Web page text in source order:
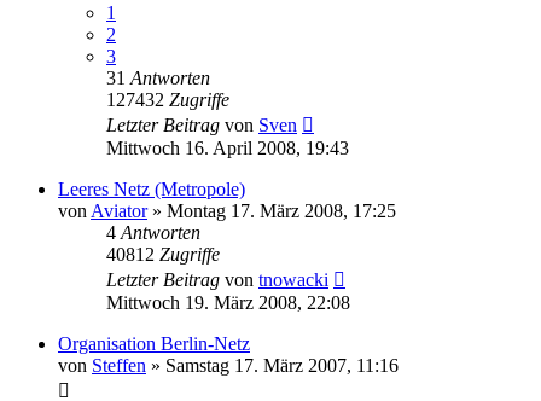
1
2
3
31 Antworten
127432 Zugriffe
Letzter Beitrag von Sven
Mittwoch 16. April 2008, 19:43
Leeres Netz (Metropole)
von Aviator» Montag 17. März 2008, 17:25
4 Antworten
40812 Zugriffe
Letzter Beitrag von tnowacki
Mittwoch 19. März 2008, 22:08
Organisation Berlin-Netz
von Steffen » Samstag 17. März 2007, 11:16